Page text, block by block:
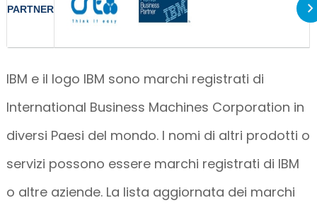
PARTNER
IBM e il logo IBM sono marchi registrati di
International Business Machines Corporation in
diversi Paesi del mondo. I nomi di altri prodotti o
servizi possono essere marchi registrati di IBM
o altre aziende. La lista aggiornata dei marchi